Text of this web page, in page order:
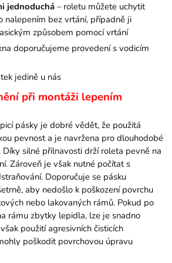
jednoduchá – roletu můžete uchytit
nalepením bez vrtání, případně ji
způsobem pomocí vrtání
doporučujeme provedení s vodicím
jedině u nás
při montáži lepením
pásky je dobré vědět, že použitá
pevnost a je navržena pro dlouhodobé
Díky silné přilnavosti drží roleta pevně na
Zároveň je však nutné počítat s
Doporučuje se pásku
aby nedošlo k poškození povrchu
nebo lakovaných rámů. Pokud po
rámu zbytky lepidla, lze je snadno
použití agresivních čisticích
poškodit povrchovou úpravu